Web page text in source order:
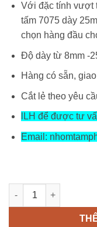
Với đặc tính vượt
tấm 7075 dày
chọn hàng đầu
Độ dày từ 8mm -
Hàng có sẵn,
Cắt lẻ theo yêu
lLH để được tư
Email:
Nhôm Tấm 7075 dày